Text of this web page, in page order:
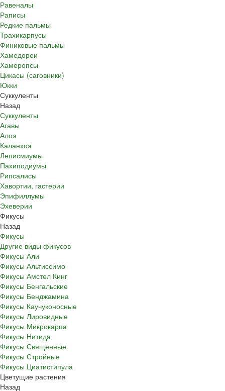
Равеналы
Раписы
Редкие пальмы
Трахикарпусы
Финиковые пальмы
Хамедореи
Хамеропсы
Цикасы (саговники)
Юкки
Суккуленты
Назад
Суккуленты
Агавы
Алоэ
Каланхоэ
Леписмиумы
Пахиподиумы
Рипсалисы
Хавортии, гастерии
Эпифиллумы
Эхеверии
Фикусы
Назад
Фикусы
Другие виды фикусов
Фикусы Али
Фикусы Альтиссимо
Фикусы Амстел Кинг
Фикусы Бенгальские
Фикусы Бенджамина
Фикусы Каучуконосные
Фикусы Лировидные
Фикусы Микрокарпа
Фикусы Нитида
Фикусы Священные
Фикусы Стройные
Фикусы Циатистипула
Цветущие растения
Назад